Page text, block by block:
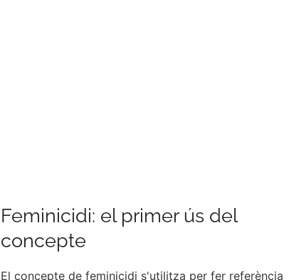
Feminicidi: el primer ús del
concepte
El concepte de feminicidi s'utilitza per fer referència